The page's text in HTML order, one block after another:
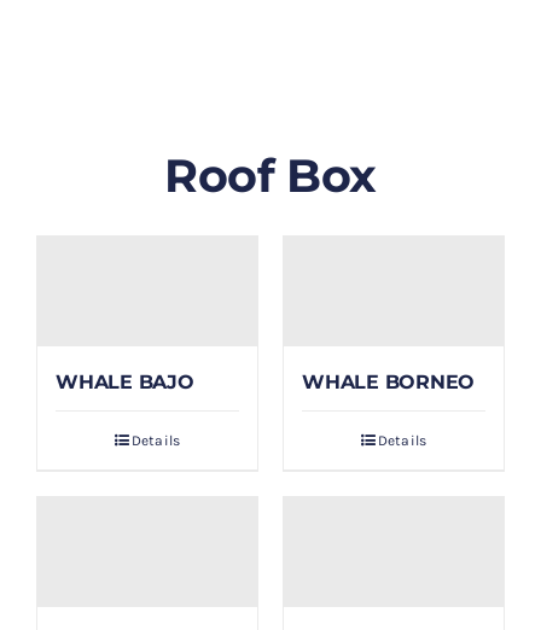
PAYMENT
Roof Box
WHALE BAJO
Details
WHALE BORNEO
Details